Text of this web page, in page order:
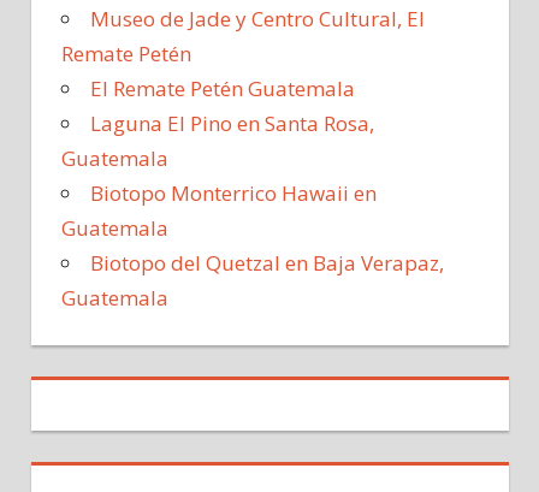
Museo de Jade y Centro Cultural, El
Remate Petén
El Remate Petén Guatemala
Laguna El Pino en Santa Rosa,
Guatemala
Biotopo Monterrico Hawaii en
Guatemala
Biotopo del Quetzal en Baja Verapaz,
Guatemala